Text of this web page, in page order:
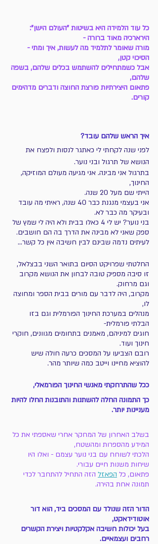
כל עוד הלמידה היא בשיטות "העולם הישן":
הירארכיה מאוד ברורה -
מורה שאומר לתלמיד מה לעשות, איך ומתי -
הסיכוי קטן,
אבל כשמתחילים להשתמש בכלים שלהם, בשפה
שלהם,
פתאום היצירתיות פורצת החוצה ודברים מדהימים
קורים.
איך הראש שלהם עובד?
לפני שנה לקחתי לי כאתגר לנסות ולפצח את
הנושא של תרגול ובני נוער.
בתרגול אני מבינה. אני מגיעה מעולם המוזיקה,
החינוך,
הייתי שם מעל 20 שנה.
אני בעצמי מנגנת כבר 40 שנה, ראיתי מה עובד
ובעיקר מה כבר לא.
בני נוער? יש לי 4 כאלו בבית ולא היה לי שמץ של
ספק שאני לא מבינה את הדרך בה הם חושבים.
לעיתים נדמה שבינם לבין חשיבה אין כל קשר…
החלטתי שפרויקט הסיום בתואר השני בבצלאל,
זו סיבה מספיק טובה לבחון את הנושא מקרוב
וגם מרחוק.
מקרוב, היה לדבר עם מורים בבית הספר ומחוצה
לו,
מנהלים במערכת החינוך הפורמלית וגם בזו
הבלתי פורמלית-
חוגים למיניהם, מאמנים בתחומים מגוונים, חוקרי
חינוך ועוד.
רובם הצביעו על המסכים כרעה חולה שיש
להוציא מחיינו וייטב כמה שיותר מהר.
ככל שהתרחקתי מאנשי החינוך הפורמאלי,
כך התמונה החלה להשתנות והתובנות החלו להיות
מעניינות יותר.
בשלב האחרון של המחקר אחרי שאספתי את כל
המידע מהספרות ומהשטח,
הלכתי לשוחח עם בני נוער עצמם - ואלו היו
שיחות משנות חיים עבורי.
פתאום, כל הפאזל הזה התחיל להתחבר לכדי
תמונה אחת בהירה.
הדור הזה שנולד עם המסכים ביד, הוא דור
אוטודידאקט,
בעל יכולות חשיבה אקלקטיות ויצירת הקשרים
רחבים ועצמאיים.